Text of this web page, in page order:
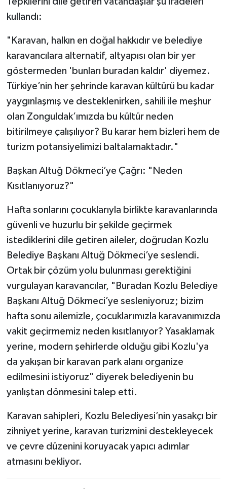
kullandı:
"Karavan, halkın en doğal hakkıdır ve belediye
karavancılara alternatif, altyapısı olan bir yer
göstermeden 'bunları buradan kaldır' diyemez.
Türkiye’nin her şehrinde karavan kültürü bu kadar
yaygınlaşmış ve desteklenirken, sahili ile meşhur
olan Zonguldak’ımızda bu kültür neden
bitirilmeye çalışılıyor? Bu karar hem bizleri hem de
turizm potansiyelimizi baltalamaktadır."
Başkan Altuğ Dökmeci’ye Çağrı: "Neden
Kısıtlanıyoruz?"
Hafta sonlarını çocuklarıyla birlikte karavanlarında
güvenli ve huzurlu bir şekilde geçirmek
istediklerini dile getiren aileler, doğrudan Kozlu
Belediye Başkanı Altuğ Dökmeci’ye seslendi.
Ortak bir çözüm yolu bulunması gerektiğini
vurgulayan karavancılar, "Buradan Kozlu Belediye
Başkanı Altuğ Dökmeci’ye sesleniyoruz; bizim
hafta sonu ailemizle, çocuklarımızla karavanımızda
vakit geçirmemiz neden kısıtlanıyor? Yasaklamak
yerine, modern şehirlerde olduğu gibi Kozlu'ya
da yakışan bir karavan park alanı organize
edilmesini istiyoruz" diyerek belediyenin bu
yanlıştan dönmesini talep etti.
Karavan sahipleri, Kozlu Belediyesi’nin yasakçı bir
zihniyet yerine, karavan turizmini destekleyecek
ve çevre düzenini koruyacak yapıcı adımlar
atmasını bekliyor.